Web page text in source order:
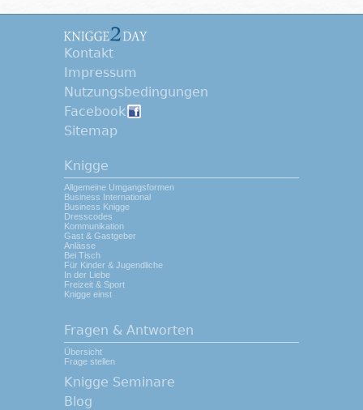
Kontakt
Impressum
Nutzungsbedingungen
Facebook
Sitemap
Knigge
Allgemeine Umgangsformen
Business International
Business Knigge
Dresscodes
Kommunikation
Gast & Gastgeber
Anlässe
Bei Tisch
Für Kinder & Jugendliche
In der Liebe
Freizeit & Sport
Knigge einst
Fragen & Antworten
Übersicht
Frage stellen
Knigge Seminare
Blog